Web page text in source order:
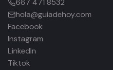
667 471 8532
hola@guiadehoy.com
Facebook
Instagram
LinkedIn
Tiktok